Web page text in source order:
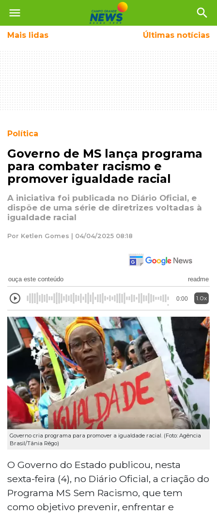
menu search
Mais lidas Últimas notícias
Política
Governo de MS lança programa
para combater racismo e
promover igualdade racial
A iniciativa foi publicada no Diário Oficial, e
dispõe de uma série de diretrizes voltadas à
igualdade racial
Por Ketlen Gomes | 04/04/2025 08:18
ouça este conteúdo readme
0:00 1.0x
Governo cria programa para promover a igualdade racial. (Foto: Agência
Brasil/Tânia Rêgo)
O Governo do Estado publicou, nesta
sexta-feira (4), no Diário Oficial, a criação do
Programa MS Sem Racismo, que tem
como objetivo prevenir, enfrentar e